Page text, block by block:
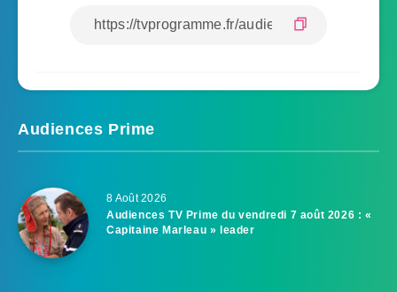
Audiences Prime
8 Août 2026
Audiences TV Prime du vendredi 7 août 2026 : «
Capitaine Marleau » leader